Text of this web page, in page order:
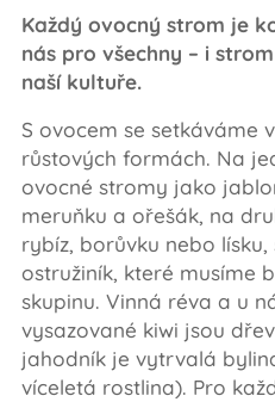
Každý ovocný strom je
nás pro všechny – i
naší kultuře.
S ovocem se setkáváme
růstových formách. Na
ovocné stromy jako
meruňku a ořešák, na
rybíz, borůvku nebo
ostružiník, které musíme
skupinu. Vinná réva a u
vysazované kiwi jsou
jahodník je vytrvalá
víceletá rostlina). Pro